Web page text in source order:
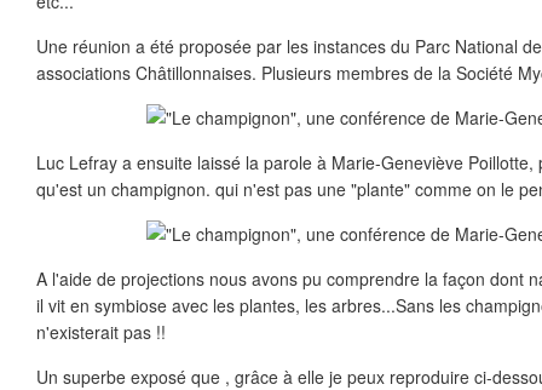
Une réunion a été proposée par les instances du Parc National
associations Châtillonnaises. Plusieurs membres de la Société
Luc Lefray a ensuite laissé la parole à Marie-Geneviève
qu'est un champignon. qui n'est pas une "plante" comme on le
A l'aide de projections nous avons pu comprendre la façon dont
il vit en symbiose avec les plantes, les arbres...Sans les
n'existerait pas !!
Un superbe exposé que , grâce à elle je peux reproduire ci-